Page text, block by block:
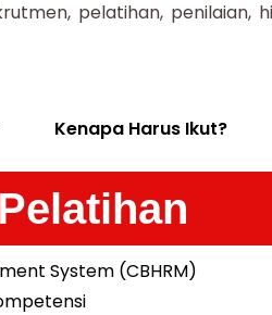
pelatihan, penilaian,
Kenapa Harus Ikut?
System (CBHRM)